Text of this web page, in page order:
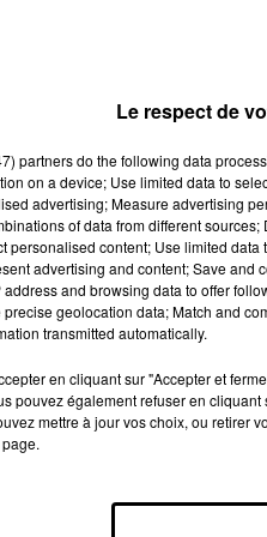
Le respect de
partnersdo the following data
on a device; Use limited data to
advertising; Measure advertising
of data from different
personalised content; Use limited
advertising and content; Save and
address and browsing data to offer
geolocation data; Match and
transmitted automatically.
en cliquant sur "Accepter et
pouvez également refuser en
mettre à jour vos choix, ou retirer